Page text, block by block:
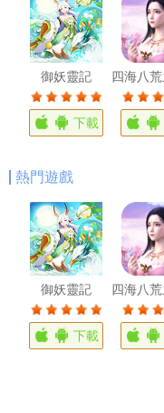
御妖靈記
下載
熱門遊戲
御妖靈記
下載